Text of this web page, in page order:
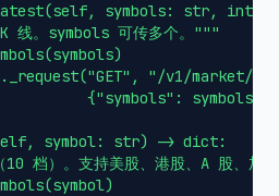
symbols: str,
线。symbols 可传多个。"""
"/v1/market/
{"symbols": symbols,
symbol: str) -> dict:
档）。支持美股、港股、A 股、加